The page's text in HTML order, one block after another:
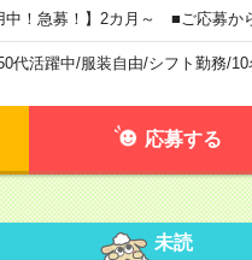
中！急募！】2カ月～ ■ご応募か
代活躍中/服装自由/シフト勤務/10
応募する
未読